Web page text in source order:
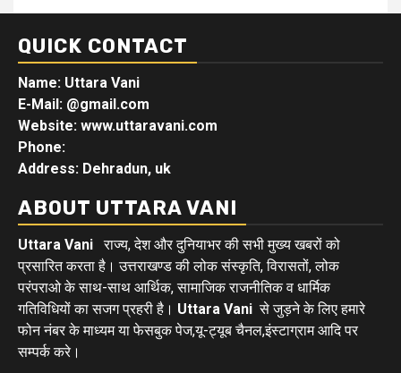
QUICK CONTACT
Name: Uttara Vani
E-Mail: @gmail.com
Website: www.uttaravani.com
Phone:
Address: Dehradun, uk
ABOUT UTTARA VANI
Uttara Vani राज्य, देश और दुनियाभर की सभी मुख्य खबरों को
प्रसारित करता है। उत्तराखण्ड की लोक संस्कृति, विरासतों, लोक
परंपराओ के साथ-साथ आर्थिक, सामाजिक राजनीतिक व धार्मिक
गतिविधियों का सजग प्रहरी है। Uttara Vani से जुड़ने के लिए हमारे
फोन नंबर के माध्यम या फेसबुक पेज,यू-ट्यूब चैनल,इंस्टाग्राम आदि पर
सम्पर्क करे।